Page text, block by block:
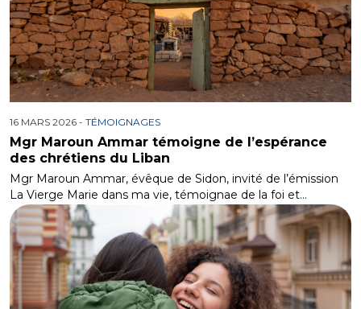
16 MARS 2026 - TÉMOIGNAGES
Mgr Maroun Ammar témoigne de l’espérance
des chrétiens du Liban
Mgr Maroun Ammar, évêque de Sidon, invité de l’émission
La Vierge Marie dans ma vie, témoignae de la foi et…